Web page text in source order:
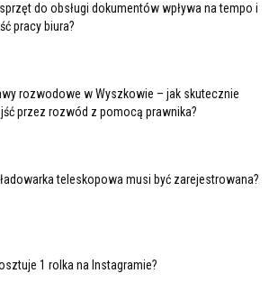
do obsługi dokumentów wpływa na tempo i
pracy biura?
rozwodowe w Wyszkowie – jak skutecznie
przez rozwód z pomocą prawnika?
teleskopowa musi być zarejestrowana?
1 rolka na Instagramie?